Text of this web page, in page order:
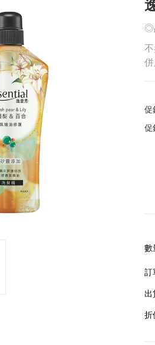
◎
促
促
數
訂
出
折